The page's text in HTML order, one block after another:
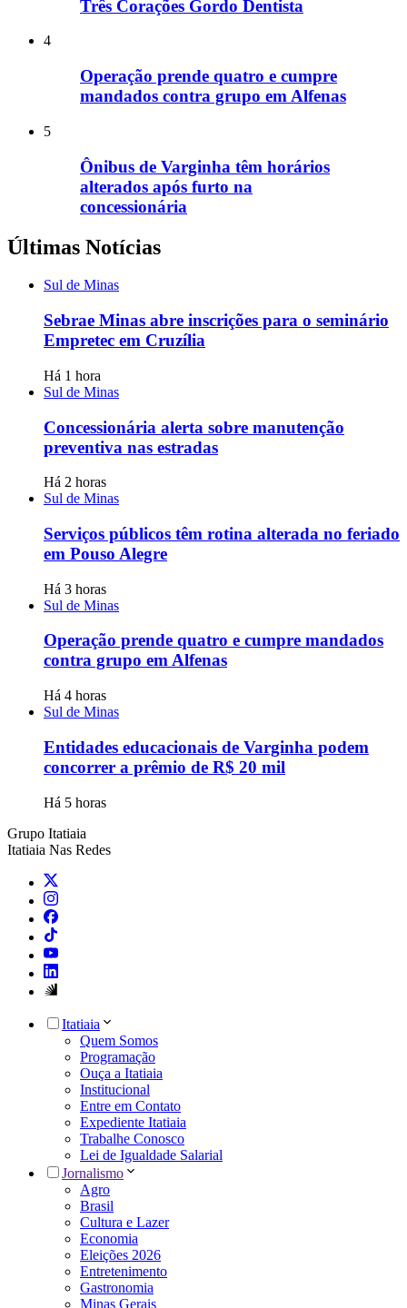
Três Corações Gordo Dentista
4
Operação prende quatro e cumpre
mandados contra grupo em Alfenas
5
Ônibus de Varginha têm horários
alterados após furto na
concessionária
Últimas Notícias
Sul de Minas
Sebrae Minas abre inscrições para o seminário
Empretec em Cruzília
Há 1 hora
Sul de Minas
Concessionária alerta sobre manutenção
preventiva nas estradas
Há 2 horas
Sul de Minas
Serviços públicos têm rotina alterada no feriado
em Pouso Alegre
Há 3 horas
Sul de Minas
Operação prende quatro e cumpre mandados
contra grupo em Alfenas
Há 4 horas
Sul de Minas
Entidades educacionais de Varginha podem
concorrer a prêmio de R$ 20 mil
Há 5 horas
Grupo Itatiaia
Itatiaia Nas Redes
Itatiaia
Quem Somos
Programação
Ouça a Itatiaia
Institucional
Entre em Contato
Expediente Itatiaia
Trabalhe Conosco
Lei de Igualdade Salarial
Jornalismo
Agro
Brasil
Cultura e Lazer
Economia
Eleições 2026
Entretenimento
Gastronomia
Minas Gerais